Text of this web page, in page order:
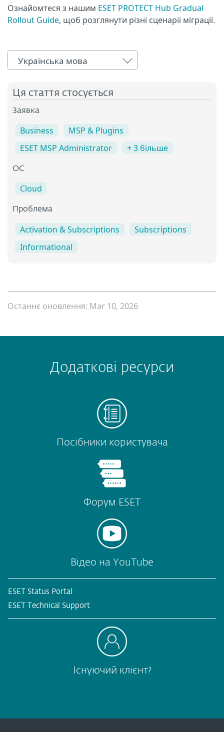
Ознайомтеся з нашим ESET PROTECT Hub Gradual
Rollout Guide, щоб розглянути різні сценарії міграції.
Українська мова
Ця стаття стосується
Заявка
Business
MSP & Plugins
ESET MSP Administrator
+ 3 більше
ОС
Cloud
Проблема
Activation & Subscriptions
Subscriptions
Informational
Останнє оновлення: Mar 10, 2026
Додаткові ресурси
Посібники користувача
Форум ESET
Відео на YouTube
ESET Status Portal
ESET Technical Support
Існуючий клієнт?